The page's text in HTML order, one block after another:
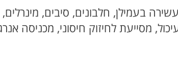
בעמילן, חלבונים, סיבים, מינרלים,
מסייעת לחיזוק חיסוני, מכניסה